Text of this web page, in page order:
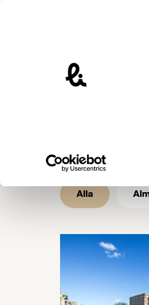
Livsmedelsföretagen –
Alla